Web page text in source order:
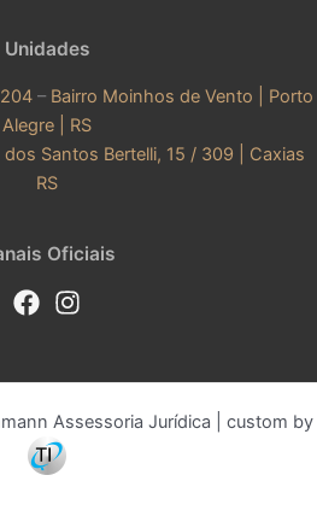
Unidades
– Bairro Moinhos de Vento | Porto
Alegre | RS
dos Santos Bertelli, 15 / 309 | Caxias
RS
Oficiais
Assessoria Jurídica | custom by